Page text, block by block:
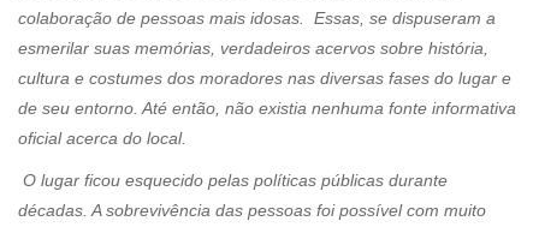
colaboração de pessoas mais idosas. Essas, se dispuseram a
esmerilar suas memórias, verdadeiros acervos sobre história,
cultura e costumes dos moradores nas diversas fases do lugar e
de seu entorno. Até então, não existia nenhuma fonte informativa
oficial acerca do local.
O lugar ficou esquecido pelas políticas públicas durante
décadas. A sobrevivência das pessoas foi possível com muito